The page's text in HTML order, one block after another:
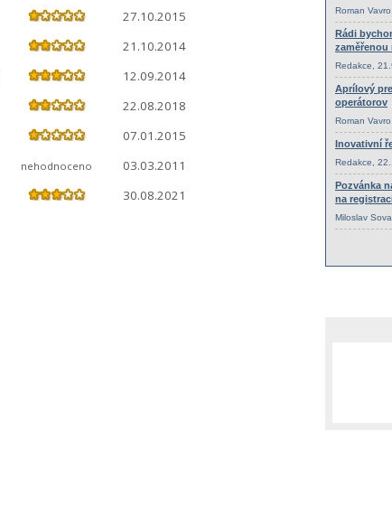
27.10.2015
21.10.2014
12.09.2014
22.08.2018
07.01.2015
nehodnoceno 03.03.2011
30.08.2021